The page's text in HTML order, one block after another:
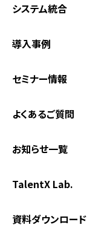
システム統合
導入事例
セミナー情報
よくあるご質問
お知らせ一覧
TalentX Lab.
資料ダウンロード